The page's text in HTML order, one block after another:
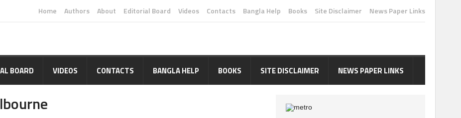
Home Authors About Editorial Board Videos Contacts Bangla Help Books Site Disclaimer News Paper Links
BOARD VIDEOS CONTACTS BANGLA HELP BOOKS SITE DISCLAIMER NEWS PAPER LINKS